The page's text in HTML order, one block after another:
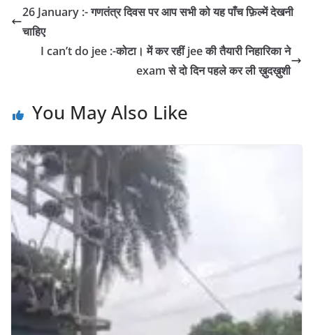
26 January :- गणतंत्र दिवस पर आप सभी को यह पाँच फ़िल्में देखनी
चाहिए
I can’t do jee :-कोटा। में कर रहीं jee की तैयारी निहारिका ने
exam से दो दिन पहले कर ली ख़ुदख़ुशी
You May Also Like